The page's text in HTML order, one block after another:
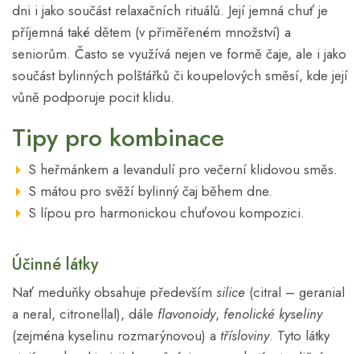
dni i jako součást relaxačních rituálů. Její jemná chuť je
příjemná také dětem (v přiměřeném množství) a
seniorům. Často se využívá nejen ve formě čaje, ale i jako
součást bylinných polštářků či koupelových směsí, kde její
vůně podporuje pocit klidu.
Tipy pro kombinace
S heřmánkem a levandulí pro večerní klidovou směs.
S mátou pro svěží bylinný čaj během dne.
S lípou pro harmonickou chuťovou kompozici.
Účinné látky
Nať meduňky obsahuje především silice (citral – geranial
a neral, citronellal), dále flavonoidy, fenolické kyseliny
(zejména kyselinu rozmarýnovou) a třísloviny. Tyto látky